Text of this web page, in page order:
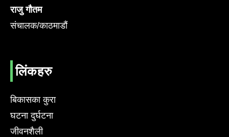
राजु गौतम
संचालक/काठमाडौं
लिंकहरु
बिकासका कुरा
घटना दुर्घटना
जीवनशैली